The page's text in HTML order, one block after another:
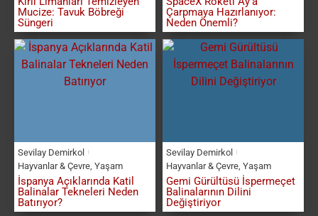
Mucize: Tavuk Böbreği
Süngeri
Çarpmaya Hazırlanıyor:
Neden Önemli?
Sevilay Demirkol
Hayvanlar & Çevre Yaşam
İspanya Açıklarında Katil
Balinalar Tekneleri Neden
Batırıyor?
Sevilay Demirkol
Hayvanlar & Çevre Yaşam
Gemi Gürültüsü İspermeçet
Balinalarının Dilini
Değiştiriyor